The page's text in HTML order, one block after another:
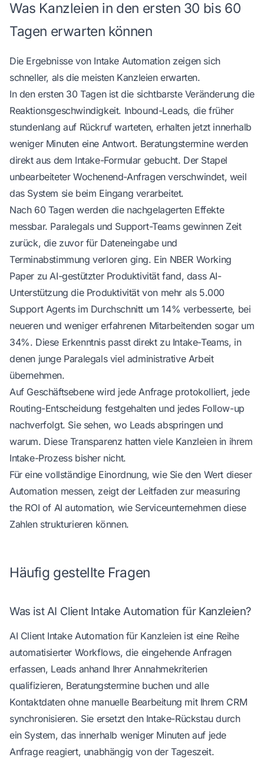
Was Kanzleien in den ersten 30 bis 60
Tagen erwarten können
Die Ergebnisse von Intake Automation zeigen sich
schneller, als die meisten Kanzleien erwarten.
In den ersten 30 Tagen ist die sichtbarste Veränderung die
Reaktionsgeschwindigkeit. Inbound-Leads, die früher
stundenlang auf Rückruf warteten, erhalten jetzt innerhalb
weniger Minuten eine Antwort. Beratungstermine werden
direkt aus dem Intake-Formular gebucht. Der Stapel
unbearbeiteter Wochenend-Anfragen verschwindet, weil
das System sie beim Eingang verarbeitet.
Nach 60 Tagen werden die nachgelagerten Effekte
messbar. Paralegals und Support-Teams gewinnen Zeit
zurück, die zuvor für Dateneingabe und
Terminabstimmung verloren ging. Ein NBER Working
Paper zu AI-gestützter Produktivitätfand, dass AI-
Unterstützung die Produktivität von mehr als 5.000
Support Agents im Durchschnitt um 14% verbesserte, bei
neueren und weniger erfahrenen Mitarbeitenden sogar um
34%. Diese Erkenntnis passt direkt zu Intake-Teams, in
denen junge Paralegals viel administrative Arbeit
übernehmen.
Auf Geschäftsebene wird jede Anfrage protokolliert, jede
Routing-Entscheidung festgehalten und jedes Follow-up
nachverfolgt. Sie sehen, wo Leads abspringen und
warum. Diese Transparenz hatten viele Kanzleien in ihrem
Intake-Prozess bisher nicht.
Für eine vollständige Einordnung, wie Sie den Wert dieser
Automation messen, zeigt der Leitfaden zur measuring
the ROI of AI automation, wie Serviceunternehmen diese
Zahlen strukturieren können.
Häufig gestellte Fragen
Was ist AI Client Intake Automation für Kanzleien?
AI Client Intake Automation für Kanzleien ist eine Reihe
automatisierter Workflows, die eingehende Anfragen
erfassen, Leads anhand Ihrer Annahmekriterien
qualifizieren, Beratungstermine buchen und alle
Kontaktdaten ohne manuelle Bearbeitung mit Ihrem CRM
synchronisieren. Sie ersetzt den Intake-Rückstau durch
ein System, das innerhalb weniger Minuten auf jede
Anfrage reagiert, unabhängig von der Tageszeit.